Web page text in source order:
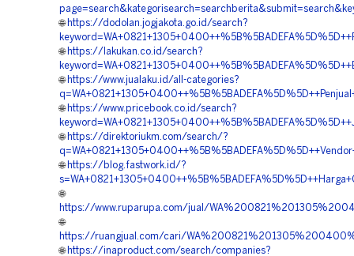
🌐 https://dodolan.jogjakota.go.id/search?
🌐 https://lakukan.co.id/search?
🌐 https://www.jualaku.id/all-categories?
🌐 https://www.pricebook.co.id/search?
🌐 https://direktoriukm.com/search/?
🌐 https://blog.fastwork.id/?
🌐
https://www.ruparupa.com/jual/
🌐
https://ruangjual.com/cari/
🌐 https://inaproduct.com/search/companies?